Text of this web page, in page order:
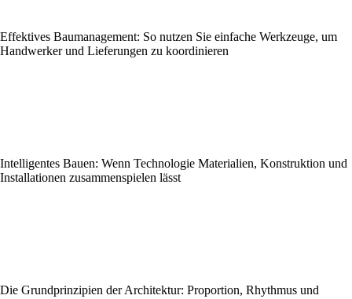
Effektives Baumanagement: So nutzen Sie einfache Werkzeuge, um
Handwerker und Lieferungen zu koordinieren
Intelligentes Bauen: Wenn Technologie Materialien, Konstruktion und
Installationen zusammenspielen lässt
Die Grundprinzipien der Architektur: Proportion, Rhythmus und